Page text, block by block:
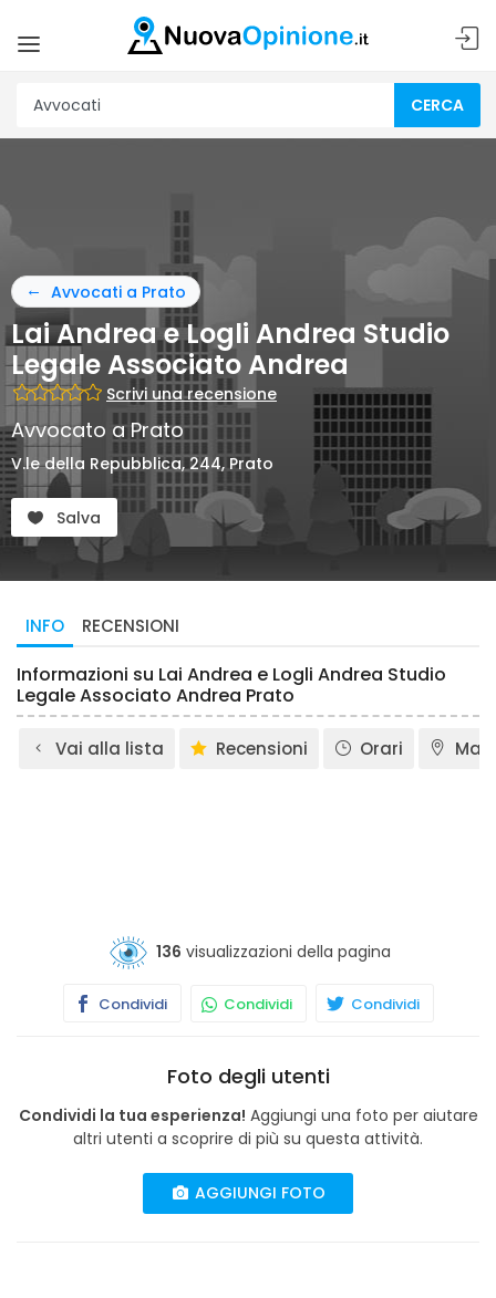
CERCA
Avvocati a Prato
Lai Andrea e Logli Andrea Studio
Legale Associato Andrea
Scrivi una recensione
Avvocato a Prato
V.le della Repubblica, 244, Prato
Salva
INFO RECENSIONI
Informazioni su Lai Andrea e Logli Andrea Studio
Legale Associato Andrea Prato
Vai alla lista Recensioni Orari
136 visualizzazioni della pagina
Condividi Condividi Condividi
Foto degli utenti
Condividi la tua esperienza! Aggiungi una foto per aiutare
altri utenti a scoprire di più su questa attività.
AGGIUNGI FOTO